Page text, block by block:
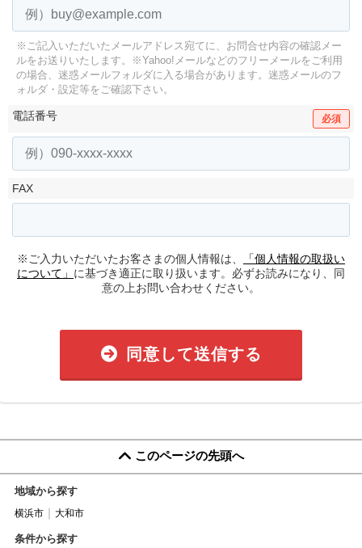
※ご記入いただいたメールアドレス宛てに、お問合せ内容の確認メー
ルをお送りいたします。
※Yahoo!メールなどのフリーメールをご利用
の場合、迷惑メールフォルダに入る場合があります。 迷惑メールのフ
ォルダ・設定等をご確認下さい。
電話番号 必須
FAX
※ご入力いただいたお客さまの個人情報は、
「個人情報の取扱い
について」 に基づき適正に取り扱います。必ずお読みになり、同
意の上お問い合わせください。
同意して送信する
このページの先頭へ
地域から探す
横浜市 大和市
条件から探す